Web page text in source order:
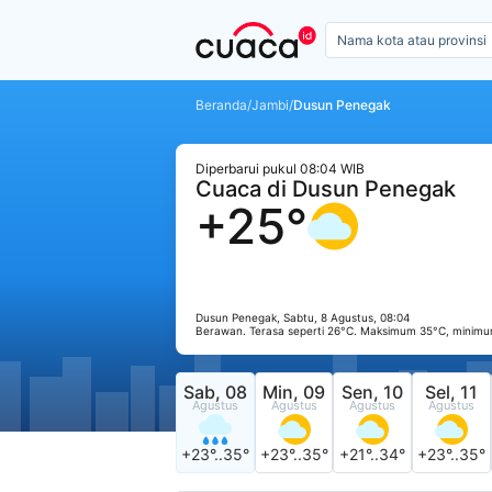
Beranda/Jambi/Dusun Penegak
Diperbarui pukul 08:04 WIB
Cuaca di Dusun Penegak
+25°
Dusun Penegak, Sabtu, 8 Agustus, 08:04
Berawan. Terasa seperti 26°C. Maksimum 35°C,
Sab, 08
Agustus
+23°..35°
Min, 09
Agustus
+23°..35°
Sen, 10
Agustus
+21°..34°
Sel, 11
Agustus
+23°..35°